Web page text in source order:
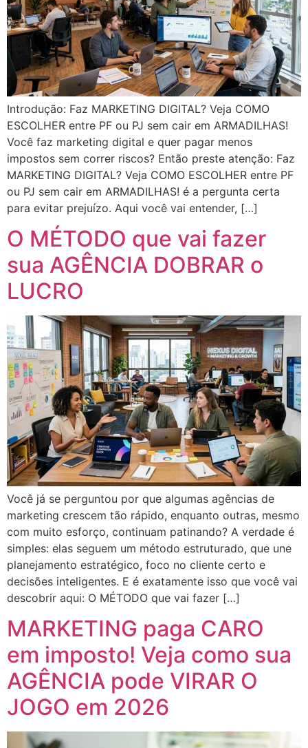
Introdução: Faz MARKETING DIGITAL? Veja COMO
ESCOLHER entre PF ou PJ sem cair em ARMADILHAS!
Você faz marketing digital e quer pagar menos
impostos sem correr riscos? Então preste atenção: Faz
MARKETING DIGITAL? Veja COMO ESCOLHER entre PF
ou PJ sem cair em ARMADILHAS! é a pergunta certa
para evitar prejuízo. Aqui você vai entender, […]
O MÉTODO que vai fazer
sua AGÊNCIA DOBRAR o
LUCRO
Você já se perguntou por que algumas agências de
marketing crescem tão rápido, enquanto outras, mesmo
com muito esforço, continuam patinando? A verdade é
simples: elas seguem um método estruturado, que une
planejamento estratégico, foco no cliente certo e
decisões inteligentes. E é exatamente isso que você vai
descobrir aqui: O MÉTODO que vai fazer […]
MARKETING paga CARO
em imposto! Veja como sua
AGÊNCIA pode VIRAR O
JOGO em 2026